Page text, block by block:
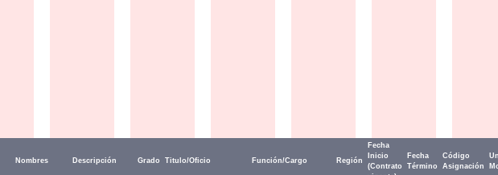
Nombres Descripción Grado Titulo/Oficio Función/Cargo Región
Fecha
Inicio
(Contrato
Fecha
Término
Código
Asignación